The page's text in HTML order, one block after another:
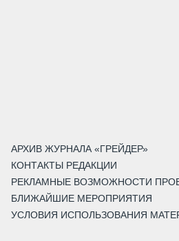
АРХИВ ЖУРНАЛА «ГРЕЙДЕР»
КОНТАКТЫ РЕДАКЦИИ
РЕКЛАМНЫЕ ВОЗМОЖНОСТИ
БЛИЖАЙШИЕ МЕРОПРИЯТИЯ
УСЛОВИЯ ИСПОЛЬЗОВАНИЯ